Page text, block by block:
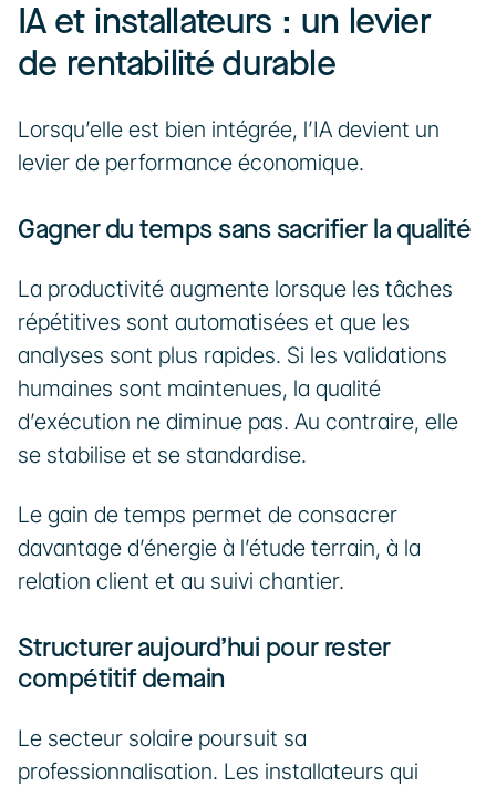
IA et installateurs : un levier
de rentabilité durable
Lorsqu’elle est bien intégrée, l’IA devient un
levier de performance économique.
Gagner du temps sans sacrifier la qualité
La productivité augmente lorsque les tâches
répétitives sont automatisées et que les
analyses sont plus rapides. Si les validations
humaines sont maintenues, la qualité
d’exécution ne diminue pas. Au contraire, elle
se stabilise et se standardise.
Le gain de temps permet de consacrer
davantage d’énergie à l’étude terrain, à la
relation client et au suivi chantier.
Structurer aujourd’hui pour rester
compétitif demain
Le secteur solaire poursuit sa
professionnalisation. Les installateurs qui